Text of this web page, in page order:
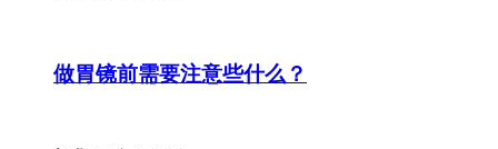
做胃镜前需要注意些什么？